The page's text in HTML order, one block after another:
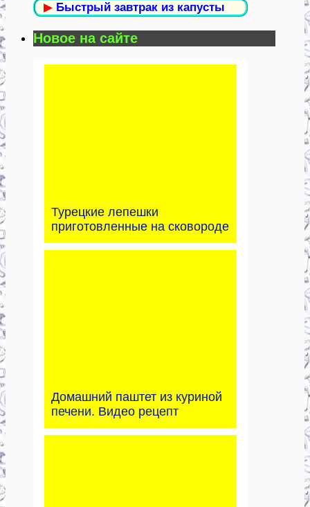
▶ Быстрый завтрак из капусты
Новое на сайте
Турецкие лепешки
приготовленные на сковороде
Домашний паштет из куриной
печени. Видео рецепт